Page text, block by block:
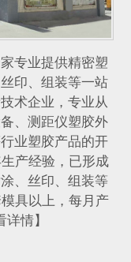
专业提供精密塑
印、组装等一站
术企业，专业从
、测距仪塑胶外
业塑胶产品的开
产经验，已形成
、丝印、组装等
具以上，每月产
情】